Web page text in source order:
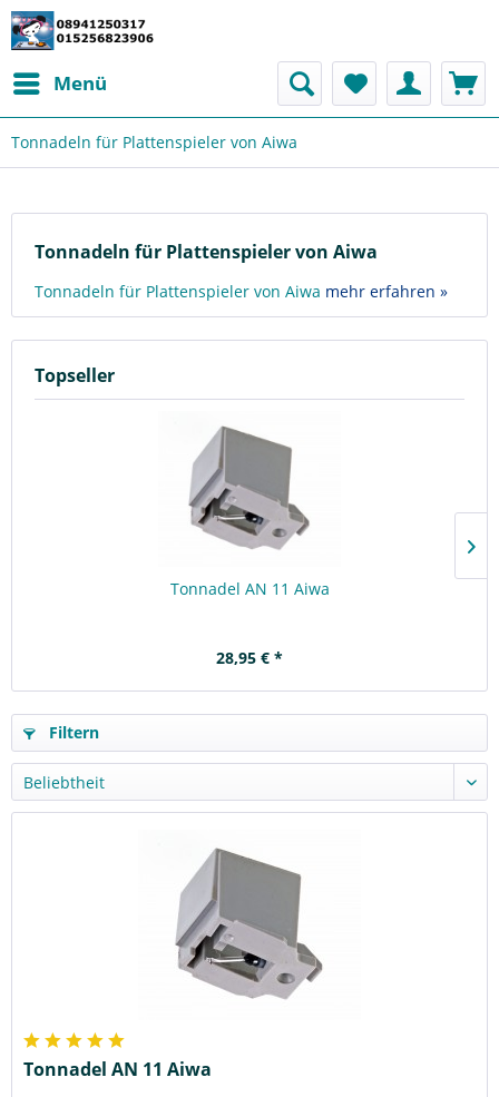
Menü
Tonnadeln für Plattenspieler von Aiwa
Tonnadeln für Plattenspieler von Aiwa
Tonnadeln für Plattenspieler von Aiwa mehr erfahren »
Topseller
Tonnadel AN 11 Aiwa
28,95 € *
Filtern
Tonnadel AN 11 Aiwa